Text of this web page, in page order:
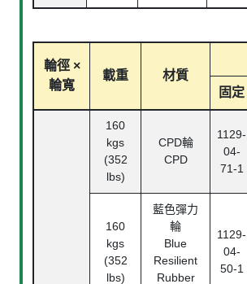
輪徑 ×
輪寬
載重 材質
固定
160
kgs
(352
lbs)
CPD輪
CPD
1129-
04-
71-1
160
kgs
(352
lbs)
藍色彈力
輪
Blue
Resilient
Rubber
1129-
04-
50-1